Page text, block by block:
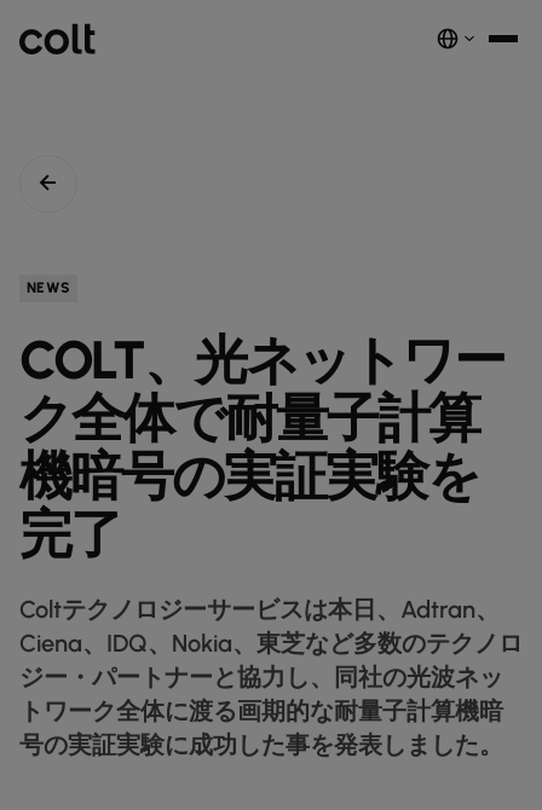
ダークファイバー
スペクトラム
COLT WAVE(専用線)
卸売SIP
globe_book IPトランジット
map ネットワークマップ
docs データシート
handshake パートナー
balance キャピタル・マーケット
デジタルエコシステムを、安全でインテリジェントな単一プラットフ
詳しく見る
NETWORK-AS-A-SERVICE
イーサネット
専用インターネットアクセス
map ネットワークマップを見る
デジタル分野の導入事例
monitor キャピタル・マーケット
3p 通信
実績と成果
ン。
ソリューション
home_work 職場環境を変革する
cable インフラの最適化を実現
encrypted 未来を守る
業種別
pill
storefront リテール(小売)
shield 防衛
ラックコロケーション
ケージコロケーション
接続サービス​
globe_book IP トランジット
イーサネット
AAS (オンデマンドサービス)
WANサービス​
CPE ソリューション
COLTのネットワーク​
fingerprint 会社概要
home 事業内容
map COLTのネットワーク
bigtop_updates 接続を確認
newsmode インサイト
auto_stories 顧客事例
news ニュースルーム
network_intelligence ドキュメンテーション
docs データシート
podcasts ニュースレター
network_check ネットワークステータス
NEWS
COLT、光ネットワー
ク全体で耐量子計算
機暗号の実証実験を
完了
Coltテクノロジーサービスは本日、Adtran、
Ciena、IDQ、Nokia、東芝など多数のテクノロ
ジー・パートナーと協力し、同社の光波ネッ
トワーク全体に渡る画期的な耐量子計算機暗
号の実証実験に成功した事を発表しました。